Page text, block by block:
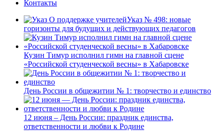
Контакты
Указ № 498: новые
горизонты для будущих и действующих педагогов
Кузин Тимур исполнил гимн на главной сцене
«Российской студенческой весны» в Хабаровске
День России в общежитии № 1: творчество и единство
12 июня – День России: праздник единства,
ответственности и любви к Родине